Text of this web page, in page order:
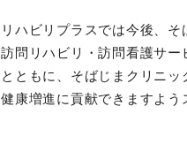
リハビリプラスでは今後、
訪問リハビリ・訪問看護サ
とともに、そばじまクリニ
健康増進に貢献できますよう